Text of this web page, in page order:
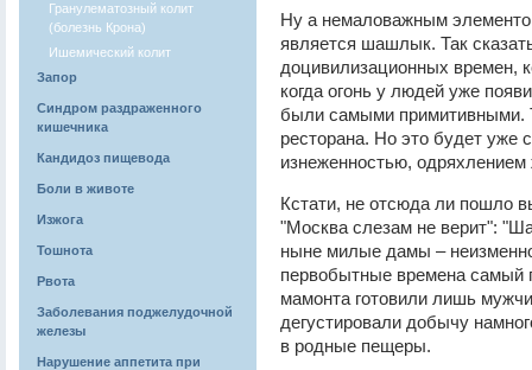
Гранулематозный колит
(болезнь Крона)
Ишемический колит
Запор
Синдром раздраженного
кишечника
Кандидоз пищевода
Боли в животе
Изжога
Тошнота
Рвота
Заболевания поджелудочной
железы
Нарушение аппетита при
Ну а немаловажным
является шашлык. Так
доцивилизационных времен,
когда огонь у людей уже
были самыми примитивными.
ресторана. Но это будет уже
изнеженностью,
Кстати, не отсюда ли пошло
"Москва слезам не верит":
ныне милые дамы –
первобытные времена самый
мамонта готовили лишь
дегустировали добычу
в родные пещеры.